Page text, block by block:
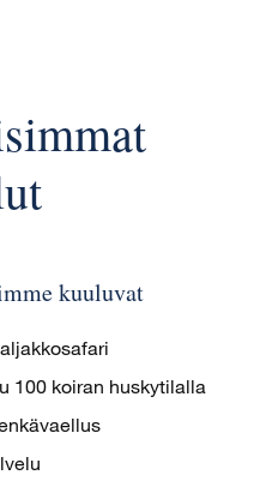
kuuluvat
100 koiran huskytilalla